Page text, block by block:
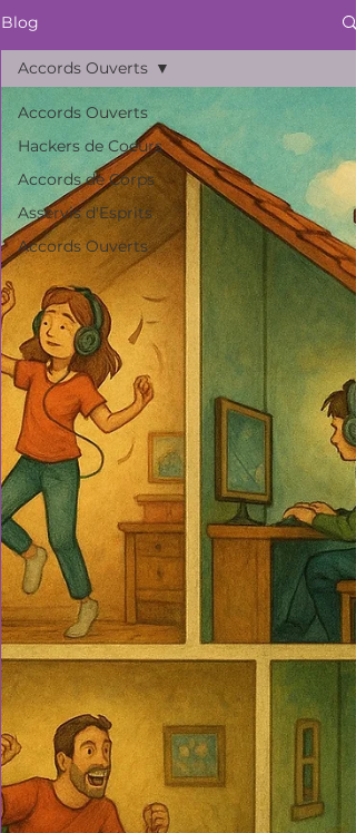
Blog
Accords Ouverts
Hackers de Coeurs
Accords de Corps
Asservis d'Esprits
Accords Ouverts
Accords Ouverts